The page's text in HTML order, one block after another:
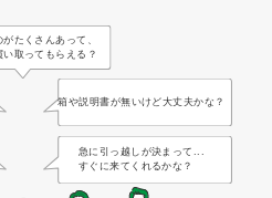
たくさんあって、
い取ってもらえる？
箱や説明書が無いけど大丈夫かな？
急に引っ越しが決まって...
すぐに来てくれるかな？